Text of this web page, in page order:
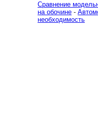
Сравнение
на обочине -
необходимость